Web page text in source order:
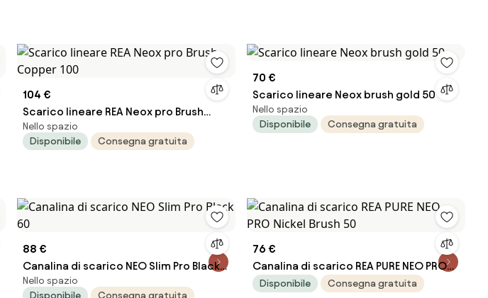
104 €
Scarico lineare REA Neox pro Brush
Copper 100
Nello spazio
Disponibile
Consegna gratuita
70 €
Scarico lineare Neox brush gold 50
Nello spazio
Disponibile
Consegna gratuita
88 €
Canalina di scarico NEO Slim Pro Black
60
Nello spazio
Disponibile
Consegna gratuita
76 €
Canalina di scarico REA PURE NEO PRO
Nickel Brush 50
Disponibile Consegna gratuita